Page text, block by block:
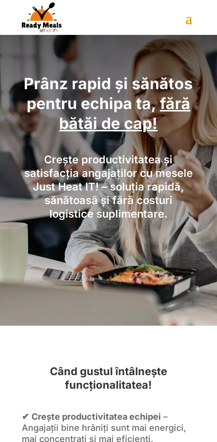
Prânz rapid și sănătos
pentru echipa ta,fără
bătăi de cap!
Crește productivitatea și
satisfacția angajaților cu mesele
Just Heat IT! – soluția rapidă,
sănătoasă și fără costuri
logistice suplimentare.
Când gustul întâlnește
funcționalitatea!
✔ Crește productivitatea echipei –
Angajații bine hrăniți sunt mai energici,
mai concentrați și mai eficienți.